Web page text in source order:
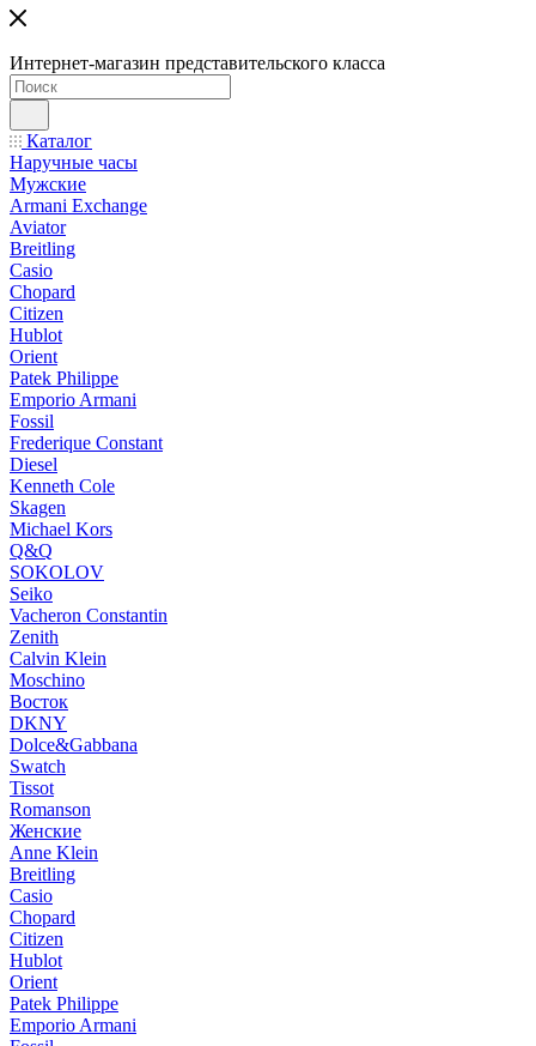
Интернет-магазин представительского класса
Каталог
Наручные часы
Мужские
Armani Exchange
Aviator
Breitling
Casio
Chopard
Citizen
Hublot
Orient
Patek Philippe
Emporio Armani
Fossil
Frederique Constant
Diesel
Kenneth Cole
Skagen
Michael Kors
Q&Q
SOKOLOV
Seiko
Vacheron Constantin
Zenith
Calvin Klein
Moschino
Восток
DKNY
Dolce&Gabbana
Swatch
Tissot
Romanson
Женские
Anne Klein
Breitling
Casio
Chopard
Citizen
Hublot
Orient
Patek Philippe
Emporio Armani